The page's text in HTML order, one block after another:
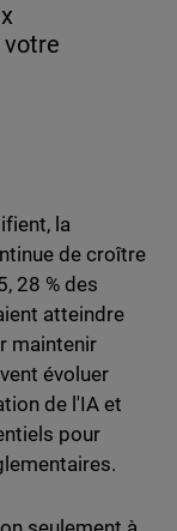
la
de croître
28 % des
atteindre
maintenir
évoluer
de l'IA et
pour